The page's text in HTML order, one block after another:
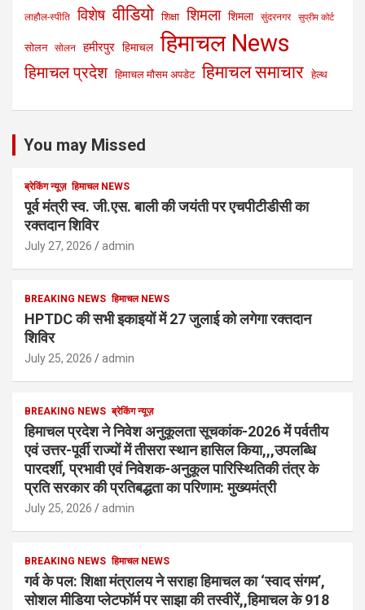
लाहौल-स्पीति विशेष वीडियो शिक्षा शिमला शिमला सुंदरनगर सुप्रीम कोर्ट
सोलन सोलन हमीरपुर हिमाचल हिमाचल News
हिमाचल प्रदेश हिमाचल मौसम अपडेट हिमाचल समाचार हेल्थ
You may Missed
ब्रेकिंग न्यूज़ हिमाचल NEWS
पूर्व मंत्री स्व. जी.एस. बाली की जयंती पर एचपीटीडीसी का
रक्तदान शिविर
July 27, 2026 admin
BREAKING NEWS हिमाचल NEWS
HPTDC की सभी इकाइयों में 27 जुलाई को लगेगा रक्तदान
शिविर
July 25, 2026 admin
BREAKING NEWS ब्रेकिंग न्यूज़
हिमाचल प्रदेश ने निवेश अनुकूलता सूचकांक-2026 में पर्वतीय
एवं उत्तर-पूर्वी राज्यों में तीसरा स्थान हासिल किया,,,उपलब्धि
पारदर्शी, प्रभावी एवं निवेशक-अनुकूल पारिस्थितिकी तंत्र के
प्रति सरकार की प्रतिबद्धता का परिणाम: मुख्यमंत्री
July 25, 2026 admin
BREAKING NEWS हिमाचल NEWS
गर्व के पल: शिक्षा मंत्रालय ने सराहा हिमाचल का ‘स्वाद संगम’,
सोशल मीडिया प्लेटफॉर्म पर साझा की तस्वीरें,,हिमाचल के 918